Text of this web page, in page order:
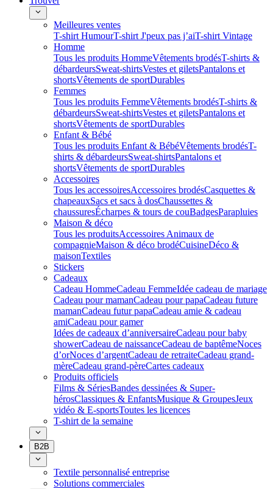
Meilleures ventes
T-shirt HumourT-shirt J'peux pas j’aiT-shirt Vintage
Homme
Tous les produits HommeVêtements brodésT-shirts &
débardeursSweat-shirtsVestes et giletsPantalons et
shortsVêtements de sportDurables
Femmes
Tous les produits FemmeVêtements brodésT-shirts &
débardeursSweat-shirtsVestes et giletsPantalons et
shortsVêtements de sportDurables
Enfant & Bébé
Tous les produits Enfant & BébéVêtements brodésT-
shirts & débardeursSweat-shirtsPantalons et
shortsVêtements de sportDurables
Accessoires
Tous les accessoiresAccessoires brodésCasquettes &
chapeauxSacs et sacs à dosChaussettes &
chaussuresÉcharpes & tours de couBadgesParapluies
Maison & déco
Tous les produitsAccessoires Animaux de
compagnieMaison & déco brodéCuisineDéco &
maisonTextiles
Stickers
Cadeaux
Cadeau HommeCadeau FemmeIdée cadeau de mariage​
Cadeau pour mamanCadeau pour papaCadeau future
mamanCadeau futur papaCadeau amie & cadeau
amiCadeau pour gamer
Idées de cadeaux d’anniversaireCadeau pour baby
showerCadeau de naissanceCadeau de baptêmeNoces
d’orNoces d’argentCadeau de retraiteCadeau grand-
mèreCadeau grand-pèreCartes cadeaux
Produits officiels
Films & SériesBandes dessinées & Super-
hérosClassiques & EnfantsMusique & GroupesJeux
vidéo & E-sportsToutes les licences
T-shirt de la semaine
B2B
Textile personnalisé entreprise
Solutions commerciales